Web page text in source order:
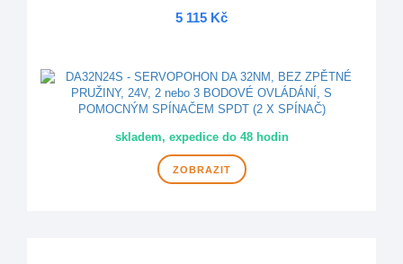
5 115 Kč
skladem, expedice do 48 hodin
ZOBRAZIT